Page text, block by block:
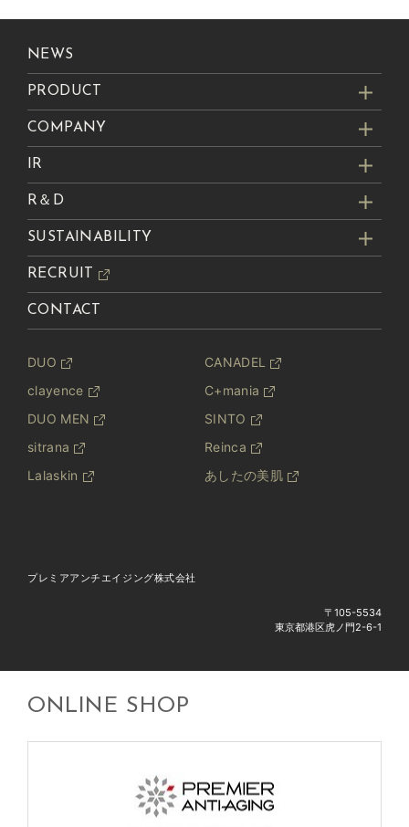
NEWS
PRODUCT
COMPANY
IR
R＆D
SUSTAINABILITY
RECRUIT
CONTACT
DUO
CANADEL
clayence
C+mania
DUO MEN
SINTO
sitrana
Reinca
Lalaskin
あしたの美肌
プレミアアンチエイジング株式会社
〒105-5534
東京都港区虎ノ門2-6-1
ONLINE SHOP